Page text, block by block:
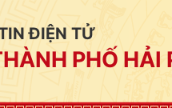
ĐIỆN TỬ
PHỐ HẢI